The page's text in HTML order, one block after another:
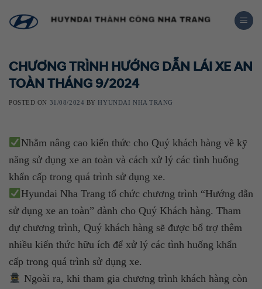
CHƯƠNG TRÌNH HƯỚNG DẪN LÁI XE AN
TOÀN THÁNG 9/2024
POSTED ON 31/08/2024 BY HYUNDAI NHA TRANG
Nhằm nâng cao kiến thức cho Quý khách hàng về kỹ
năng sử dụng xe an toàn và cách xử lý các tình huống
khẩn cấp trong quá trình sử dụng xe.
Hyundai Nha Trang tổ chức chương trình “Hướng dẫn
sử dụng xe an toàn” dành cho Quý Khách hàng. Tham
dự chương trình, Quý khách hàng sẽ được bổ trợ thêm
nhiều kiến thức hữu ích để xử lý các tình huống khẩn
cấp trong quá trình sử dụng xe.
Ngoài ra, khi tham gia chương trình khách hàng còn